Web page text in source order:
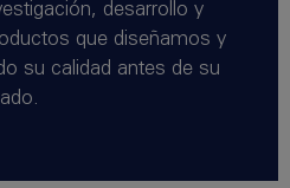
desarrollo y
que diseñamos y
su calidad antes de su